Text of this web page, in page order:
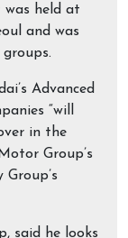
was held at
and was
Advanced
“will
in the
Group’s
said he looks